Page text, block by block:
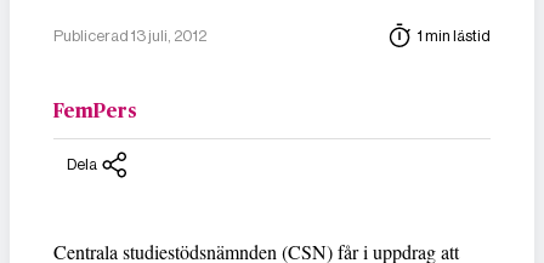
Publicerad 13 juli, 2012 1 min lästid
FemPers
Dela
Centrala studiestödsnämnden (CSN) får i uppdrag att